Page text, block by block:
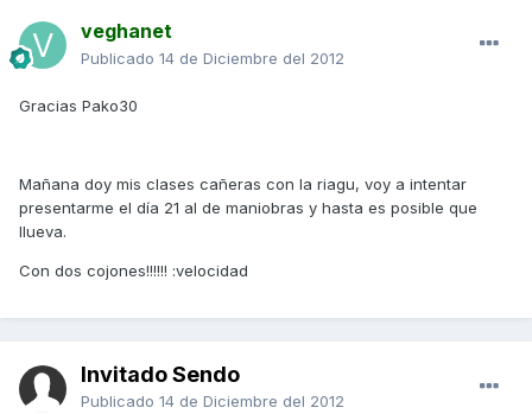
veghanet
Publicado 14 de Diciembre del 2012
Gracias Pako30
Mañana doy mis clases cañeras con la riagu, voy a intentar
presentarme el día 21 al de maniobras y hasta es posible que
llueva.
Con dos cojones!!!!!! :velocidad
Invitado Sendo
Publicado 14 de Diciembre del 2012